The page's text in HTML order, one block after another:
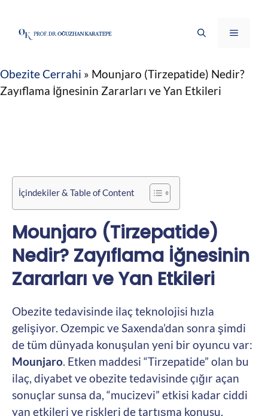
Menü
Obezite Cerrahi » Mounjaro (Tirzepatide) Nedir?
Zayıflama İğnesinin Zararları ve Yan Etkileri
İçindekiler & Table of Content
Mounjaro (Tirzepatide)
Nedir? Zayıflama İğnesinin
Zararları ve Yan Etkileri
Obezite tedavisinde ilaç teknolojisi hızla
gelişiyor. Ozempic ve Saxenda’dan sonra şimdi
de tüm dünyada konuşulan yeni bir oyuncu var:
Mounjaro . Etken maddesi “Tirzepatide” olan bu
ilaç, diyabet ve obezite tedavisinde çığır açan
sonuçlar sunsa da, “mucizevi” etkisi kadar ciddi
yan etkileri ve riskleri de tartışma konusu.